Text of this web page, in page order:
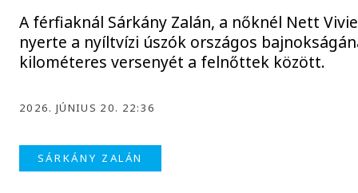
A férfiaknál Sárkány Zalán, a nőknél Nett
nyerte a nyíltvízi úszók országos
kilométeres versenyét a felnőttek között.
2026. JÚNIUS 20. 22:36
SÁRKÁNY ZALÁN